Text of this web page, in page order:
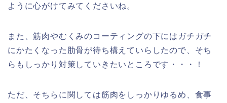
ように心がけてみてくださいね。
また、筋肉やむくみのコーティングの下にはガチガチ
にかたくなった肋骨が待ち構えていらしたので、そち
らもしっかり対策していきたいところです・・・！
ただ、そちらに関しては筋肉をしっかりゆるめ、食事